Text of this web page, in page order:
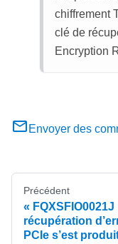
chiffrement
clé de
Encryption
Envoyer des
Précédent
FQXSFIO0021J
récupération
PCIe s’est